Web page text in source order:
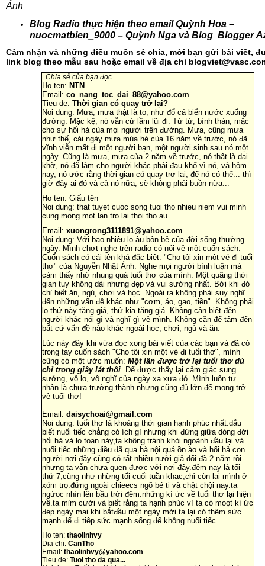
Ánh
Blog Radio thực hiện theo email Quỳnh Hoa –
nuocmatbien_9000 – Quỳnh Nga và Blog Blogger
Cảm nhận và những điều muốn sẻ chia, mời bạn gửi bài viết,
link blog theo mẫu sau hoặc email về địa chỉ
Chia sẻ của bạn đọc
Ho ten: NTN
Email: co_nang_toc_dai_88@yahoo.com
Tieu de: Thời gian có quay trở lại?
Noi dung: Mưa, mưa thật là to, như đổ cả biển nước xuống
đường. Mặc kệ, nó vẫn cứ lầm lũi đi. Từ từ, bình thản, mặc
cho sự hối hả của mọi người trên đường. Mưa, cũng mưa
như thế, cái ngày mưa mùa hè của 16 năm về trước, nó đã
vĩnh viễn mất đi một người bạn, một người sinh sau nó một
ngày. Cũng là mưa, mưa của 2 năm về trước, nó thật là dại
khờ, nó đã làm cho người khác phải đau khổ vì nó, và hôm
nay, nó ước rằng thời gian có quay trơ lại, để nó có thể... thì
giờ đây ai đó và cả nó nữa, sẽ không phải buồn nữa...
Ho ten: Giấu tên
Noi dung: that tuyet cuoc song tuoi tho nhieu niem vui minh
cung mong mot lan tro lai thoi tho au
Email: xuongrong3111891@yahoo.com
Noi dung: Với bao nhiêu lo âu bôn bề của đời sống thường
ngày. Mình chợt nghe trên radio có nói về một cuốn sách.
Cuốn sách có cái tên khá đặc biệt: "Cho tôi xin một vé đi tuổi
thơ" của Nguyễn Nhật Ánh. Nghe mọi người bình luận mà
cảm thấy nhớ nhung quá tuổi thơ của mình. Một quãng thời
gian tuy không dài nhưng đẹp và vui sướng nhất. Bởi khi đó
chỉ biết ăn, ngủ, chơi và học. Ngoài ra không phải suy nghĩ
đến những vấn đề khác như "cơm, áo, gạo, tiền". Không phải
lo thứ này tăng giá, thứ kia tăng giá. Không cần biết đến
người khác nói gì và nghĩ gì về mình. Không cần để tâm đến
bất cứ vấn đề nào khác ngoài học, chơi, ngủ và ăn.
Lúc này đây khi vừa đọc xong bài viết của các bạn và đã có
trong tay cuốn sách "Cho tôi xin một vé đi tuổi thơ", mình
cũng có một ước muốn: Một lần được trở lại tuổi thơ dù
chỉ trong giây lát thôi. Để được thấy lại cảm giác sung
sướng, vô lo, vô nghĩ của ngày xa xưa đó. Mình luôn tự
nhận là chưa trưởng thành nhưng cũng đủ lớn để mong trở
về tuổi thơ!
Email: daisychoai@gmail.com
Noi dung: tuổi thơ là khoảng thời gian hạnh phúc nhất.dẫu
biết nuối tiếc chẳng có ích gì nhưng khi đứng giữa dòng đời
hối hả và lo toan này,ta không tránh khỏi ngoảnh đầu lại và
nuối tiếc những điều đã qua.hà nội quá ồn ào và hối hả.con
người nơi đây cũng có rất nhiều nười giả dối.đã 2 năm rồi
nhưng ta vẫn chưa quen được với nơi đây.đêm nay là tối
thứ 7,cũng như những tối cuối tuần khac,chỉ còn lại mình ở
xóm trọ.đứng ngoài chieecs ngõ bé ti và chật chội nay.ta
ngứoc nhìn lên bầu trời đêm.những kí ức về tuổi thơ lại hiện
về.ta mỉm cười và biết rằng ta hạnh phúc vì ta có moọt kí ức
đep.ngày mai khi bắtđầu một ngày mới ta lại có thêm sức
mạnh để đi tiêp.sức mạnh sống để không nuối tiếc.
Ho ten: thaolinhvy
Dia chi: CanTho
Email: thaolinhvy@yahoo.com
Tieu de: Tuoi tho da qua...